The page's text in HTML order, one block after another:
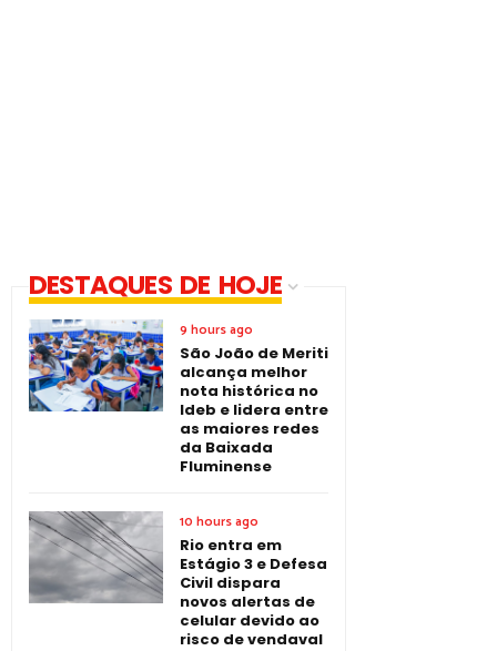
DESTAQUES DE HOJE
9 hours ago
São João de Meriti
alcança melhor
nota histórica no
Ideb e lidera entre
as maiores redes
da Baixada
Fluminense
10 hours ago
Rio entra em
Estágio 3 e Defesa
Civil dispara
novos alertas de
celular devido ao
risco de vendaval